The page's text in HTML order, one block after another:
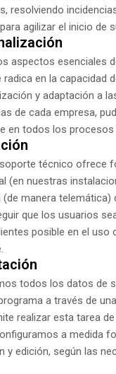
resolviendo
agilizar el inicio de
aspectos esenciales
en la capacidad
y adaptación a
de cada empresa,
en todos los procesos
técnico ofrece
(en nuestras
(de manera telemática)
que los usuarios
posible en el uso
todos los datos de
a través de
realizar esta tarea
a medida
y edición, según las